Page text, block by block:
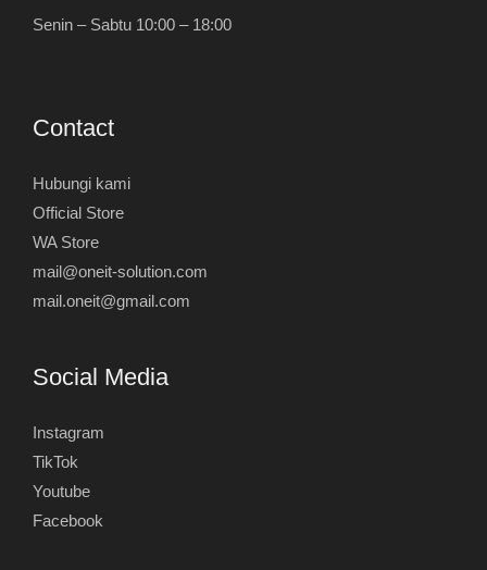
Senin – Sabtu 10:00 – 18:00
Contact
Hubungi kami
Official Store
WA Store
mail@oneit-solution.com
mail.oneit@gmail.com
Social Media
Instagram
TikTok
Youtube
Facebook